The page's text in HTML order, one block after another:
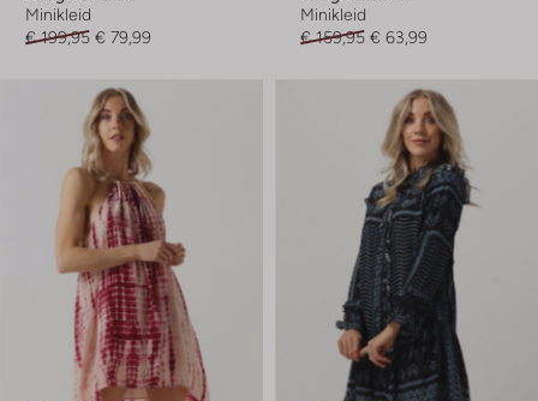
Minikleid
€ 199,95 € 79,99
Minikleid
€ 159,95 € 63,99